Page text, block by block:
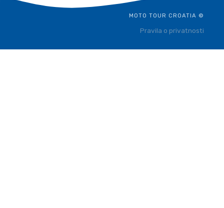
MOTO TOUR CROATIA ©
Pravila o privatnosti